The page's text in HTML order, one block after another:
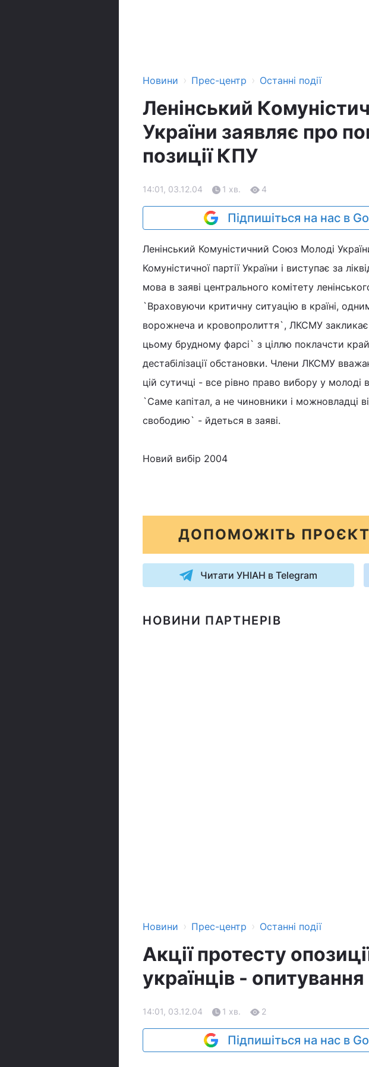
Новини › Прес-центр › Останні події
Ленінський
України заявляє про
позиції КПУ
14:01, 03.12.04 1 хв. 4
Підпишіться на нас в
Ленінський Комуністичний Союз Молоді
Комуністичної партії України і виступає за
мова в заяві центрального комітету
`Враховуючи критичну ситуацію в країні,
ворожнеча и кровопролиття`, ЛКСМУ закликає
цьому брудному фарсі` з ціллю поклачсти
дестабілізації обстановки. Члени ЛКСМУ
цій сутичці - все рівно право вибору у молоді
`Саме капітал, а не чиновники і можновладці
свободию` - йдеться в заяві.
Новий вибір 2004
ДОПОМОЖІТЬ
Читати УНІАН в Telegram
НОВИНИ ПАРТНЕРІВ
Новини › Прес-центр › Останні події
Акції протесту
українців -
14:01, 03.12.04 1 хв. 2
Підпишіться на нас в